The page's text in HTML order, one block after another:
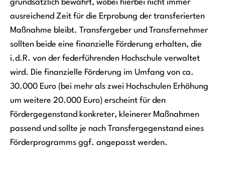
grundsätzlich bewährt, wobei hierbei nicht immer
ausreichend Zeit für die Erprobung der transferierten
Maßnahme bleibt. Transfergeber und Transfernehmer
sollten beide eine finanzielle Förderung erhalten, die
i.d.R. von der federführenden Hochschule verwaltet
wird. Die finanzielle Förderung im Umfang von ca.
30.000 Euro (bei mehr als zwei Hochschulen Erhöhung
um weitere 20.000 Euro) erscheint für den
Fördergegenstand konkreter, kleinerer Maßnahmen
passend und sollte je nach Transfergegenstand eines
Förderprogramms ggf. angepasst werden.